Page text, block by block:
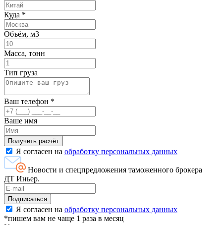
Куда *
Объём, м3
Масса, тонн
Тип груза
Ваш телефон *
Ваше имя
Я согласен на обработку персональных данных
Новости и спецпредложения таможенного брокера
ДТ Иньер.
Я согласен на обработку персональных данных
*пишем вам не чаще 1 раза в месяц